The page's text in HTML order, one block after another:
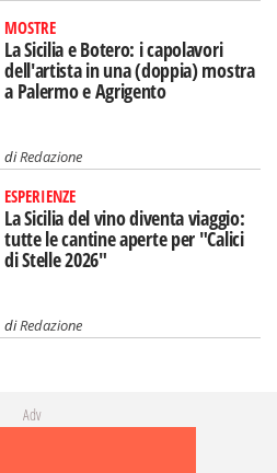
MOSTRE
La Sicilia e Botero: i capolavori
dell'artista in una (doppia) mostra
a Palermo e Agrigento
diRedazione
ESPERIENZE
La Sicilia del vino diventa viaggio:
tutte le cantine aperte per "Calici
di Stelle 2026"
diRedazione
Adv